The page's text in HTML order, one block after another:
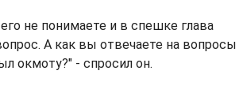
не понимаете и в спешке глава
А как вы отвечаете на вопросы
окмоту?" - спросил он.